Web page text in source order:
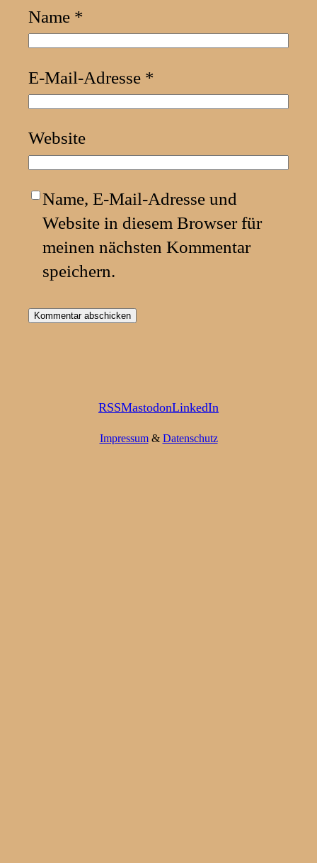
Name *
E-Mail-Adresse *
Website
Name, E-Mail-Adresse und
Website in diesem Browser für
meinen nächsten Kommentar
speichern.
RSSMastodonLinkedIn
Impressum& Datenschutz